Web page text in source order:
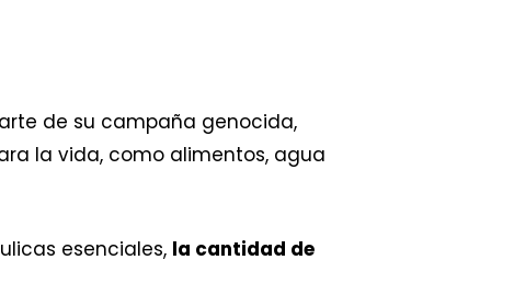
de su campaña genocida,
la vida, como alimentos, agua
esenciales, la cantidad de